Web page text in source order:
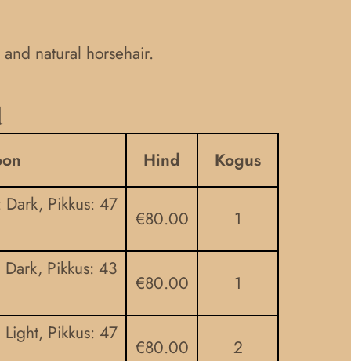
natural horsehair.
Hind
Kogus
Pikkus: 47
€80.00 1
Pikkus: 43
€80.00 1
Pikkus: 47
€80.00 2